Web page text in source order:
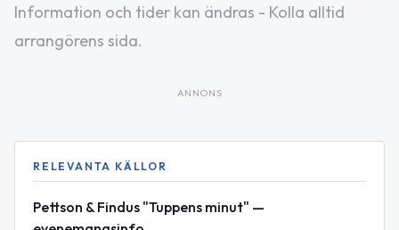
Information och tider kan ändras - Kolla alltid
arrangörens sida.
ANNONS
RELEVANTA KÄLLOR
Pettson & Findus "Tuppens minut" —